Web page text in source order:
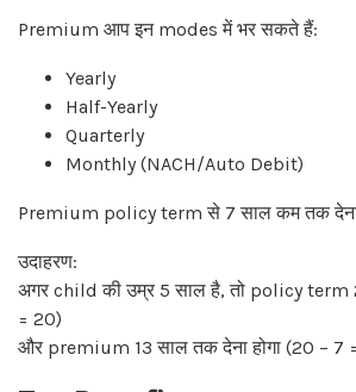
Premium आप इन modes में भर सकते हैं:
Yearly
Half-Yearly
Quarterly
Monthly (NACH/Auto Debit)
Premium policy term से 7 साल कम तक देना
उदाहरण:
अगर child की उम्र 5 साल है, तो policy term
= 20)
और premium 13 साल तक देना होगा (20 – 7